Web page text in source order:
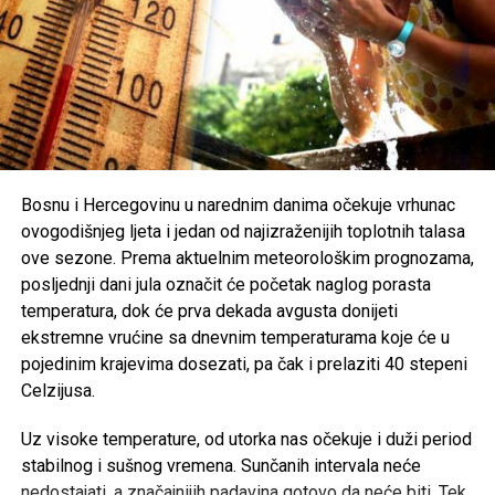
generacijama. Mnogi smatraju da je zabrinjavajuće kada
otkazani koncert ili festivalski događaj postane važniji od
ljudskih života i tragedije koja je pogodila cijelu zajednicu.
Organizatori Zenica Summer Festa poručili su da je odluka
o otkazivanju donesena iz poštovanja prema nastradalima i
njihovim porodicama, naglašavajući da će prilika za muziku
i zabavu uvijek biti, dok izgubljeni životi ne mogu biti
vraćeni.
Brojni građani podržali su ovu odluku, ističući da u
trenucima kolektivne tuge solidarnost i suosjećanje moraju
biti ispred svih drugih interesa.
Rasprava koja se razvila na društvenim mrežama još
jednom je pokazala koliko je važno njegovati kulturu
empatije, poštovanja i odgovornosti, posebno u trenucima
kada cijela zajednica dijeli bol zbog nenadoknadivog
gubitka.
Bosnu i Hercegovinu u narednim danima očekuje vrhunac
ovogodišnjeg ljeta i jedan od najizraženijih toplotnih talasa
ove sezone. Prema aktuelnim meteorološkim prognozama,
posljednji dani jula označit će početak naglog porasta
temperatura, dok će prva dekada avgusta donijeti
ekstremne vrućine sa dnevnim temperaturama koje će u
pojedinim krajevima dosezati, pa čak i prelaziti 40 stepeni
Celzijusa.
Uz visoke temperature, od utorka nas očekuje i duži period
stabilnog i sušnog vremena. Sunčanih intervala neće